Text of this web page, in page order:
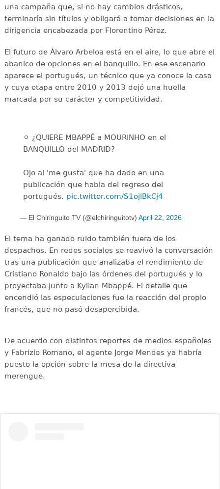
una campaña que, si no hay cambios drásticos,
terminaría sin títulos y obligará a tomar decisiones en la
dirigencia encabezada por Florentino Pérez.
El futuro de Álvaro Arbeloa está en el aire, lo que abre el
abanico de opciones en el banquillo. En ese escenario
aparece el portugués, un técnico que ya conoce la casa
y cuya etapa entre 2010 y 2013 dejó una huella
marcada por su carácter y competitividad.
⚪️ ¿QUIERE MBAPPÉ a MOURINHO en el
BANQUILLO del MADRID?
Ojo al 'me gusta' que ha dado en una
publicación que habla del regreso del
portugués. pic.twitter.com/S1ojIBkCj4
— El Chiringuito TV (@elchiringuitotv) April 22, 2026
El tema ha ganado ruido también fuera de los
despachos. En redes sociales se reavivó la conversación
tras una publicación que analizaba el rendimiento de
Cristiano Ronaldo bajo las órdenes del portugués y lo
proyectaba junto a Kylian Mbappé. El detalle que
encendió las especulaciones fue la reacción del propio
francés, que no pasó desapercibida.
De acuerdo con distintos reportes de medios españoles
y Fabrizio Romano, el agente Jorge Mendes ya habría
puesto la opción sobre la mesa de la directiva
merengue.